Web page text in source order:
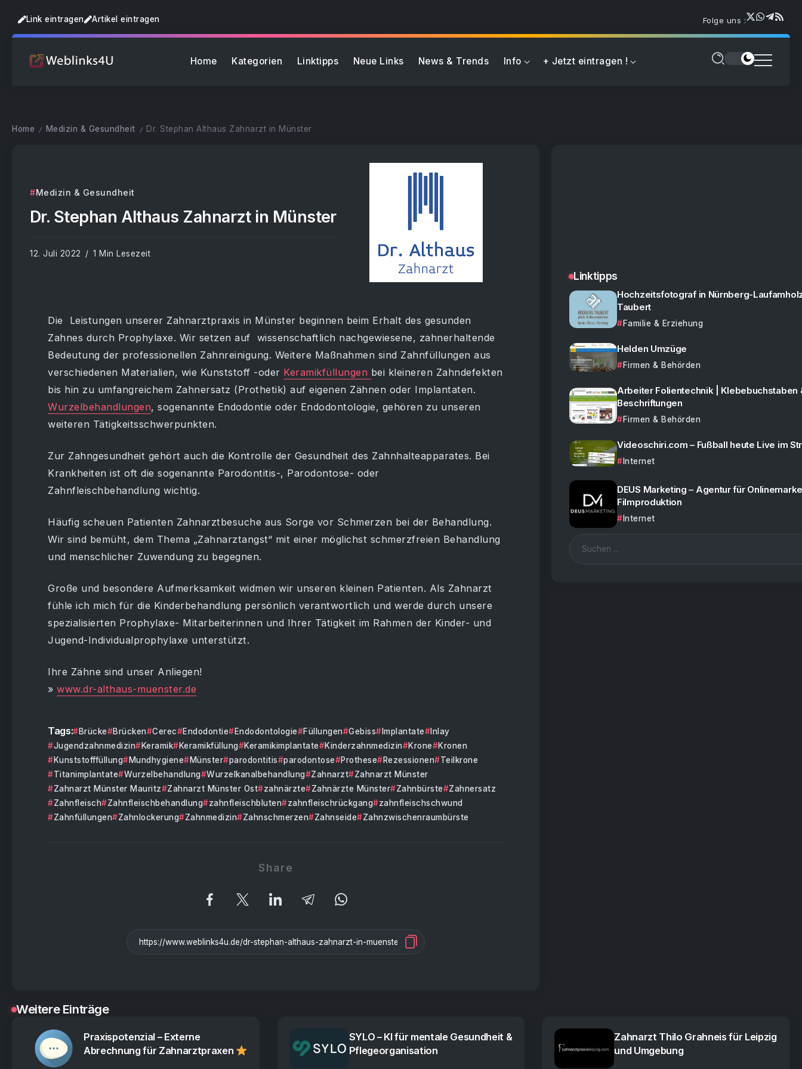
Link eintragen Artikel eintragen Folge uns :
Home Kategorien Linktipps Neue Links News & Trends Info + Jetzt eintragen !
Home / Medizin & Gesundheit / Dr. Stephan Althaus Zahnarzt in Münster
Medizin & Gesundheit
Dr. Stephan Althaus Zahnarzt in Münster
12. Juli 2022 1 Min Lesezeit
Die Leistungen unserer Zahnarztpraxis in Münster beginnen beim Erhalt des gesunden
Zahnes durch Prophylaxe. Wir setzen auf wissenschaftlich nachgewiesene, zahnerhaltende
Bedeutung der professionellen Zahnreinigung. Weitere Maßnahmen sind Zahnfüllungen aus
verschiedenen Materialien, wie Kunststoff -oder Keramikfüllungen bei kleineren Zahndefekten
bis hin zu umfangreichem Zahnersatz (Prothetik) auf eigenen Zähnen oder Implantaten.
Wurzelbehandlungen, sogenannte Endodontie oder Endodontologie, gehören zu unseren
weiteren Tätigkeitsschwerpunkten.
Zur Zahngesundheit gehört auch die Kontrolle der Gesundheit des Zahnhalteapparates. Bei
Krankheiten ist oft die sogenannte Parodontitis-, Parodontose- oder
Zahnfleischbehandlung wichtig.
Häufig scheuen Patienten Zahnarztbesuche aus Sorge vor Schmerzen bei der Behandlung.
Wir sind bemüht, dem Thema „Zahnarztangst“ mit einer möglichst schmerzfreien Behandlung
und menschlicher Zuwendung zu begegnen.
Große und besondere Aufmerksamkeit widmen wir unseren kleinen Patienten. Als Zahnarzt
fühle ich mich für die Kinderbehandlung persönlich verantwortlich und werde durch unsere
spezialisierten Prophylaxe- Mitarbeiterinnen und Ihrer Tätigkeit im Rahmen der Kinder- und
Jugend-Individualprophylaxe unterstützt.
Ihre Zähne sind unser Anliegen!
» www.dr-althaus-muenster.de
Tags: Brücke Brücken Cerec Endodontie Endodontologie Füllungen Gebiss Implantate
Inlay
Jugendzahnmedizin
Keramik Keramikfüllung Keramikimplantate Kinderzahnmedizin Krone
Kronen
Kunststofffüllung
Mundhygiene Münster parodontitis parodontose Prothese Rezessionen
Teilkrone
Titanimplantate
Wurzelbehandlung Wurzelkanalbehandlung Zahnarzt
Zahnarzt Münster
Zahnarzt Münster Mauritz
Zahnarzt Münster Ost zahnärzte Zahnärzte Münster Zahnbürste
Zahnersatz
Zahnfleisch
Zahnfleischbehandlung zahnfleischbluten zahnfleischrückgang
zahnfleischschwund
Zahnfüllungen
Zahnlockerung Zahnmedizin Zahnschmerzen Zahnseide Zahnzwischenraumbürste
Share
Linktipps
Hochzeitsfotograf in Nürnberg-
Taubert
Familie & Erziehung
Helden Umzüge
Firmen & Behörden
Arbeiter Folientechnik | Klebebuchstaben
Beschriftungen
Firmen & Behörden
Videoschiri.com – Fußball heute Live im
Internet
DEUS Marketing – Agentur für
Filmproduktion
Internet
Weitere Einträge
Praxispotenzial – Externe
Abrechnung für Zahnarztpraxen
SYLO – KI für mentale Gesundheit &
Pflegeorganisation
Zahnarzt Thilo Grahneis für Leipzig
und Umgebung